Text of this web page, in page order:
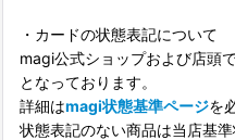
・カードの状態表記について
magi公式ショップおよび店頭
となっております。
詳細はmagi状態基準ページを
状態表記のない商品は当店基